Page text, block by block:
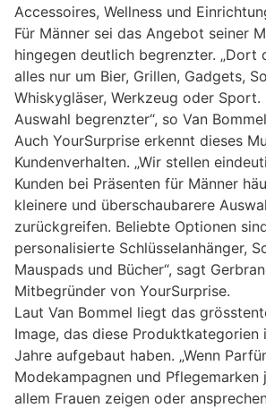
Accessoires, Wellness und
Für Männer sei das Angebot seiner
hingegen deutlich begrenzter. „Dort
alles nur um Bier, Grillen, Gadgets,
Whiskygläser, Werkzeug oder
Auswahl begrenzter“, so Van
Auch YourSurprise erkennt dieses
Kundenverhalten. „Wir stellen
Kunden bei Präsenten für Männer
kleinere und überschaubarere
zurückgreifen. Beliebte Optionen
personalisierte Schlüsselanhänger,
Mauspads und Bücher“, sagt
Mitbegründer von YourSurprise.
Laut Van Bommel liegt das
Image, das diese Produktkategorien
Jahre aufgebaut haben. „Wenn
Modekampagnen und Pflegemarken
allem Frauen zeigen oder